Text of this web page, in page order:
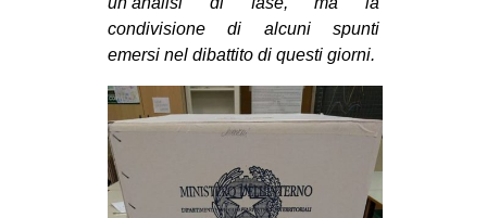
MIGRAZIONI
STUDENTI
ARTE
condivisione di alcuni spunti
emersi nel dibattito di questi giorni.